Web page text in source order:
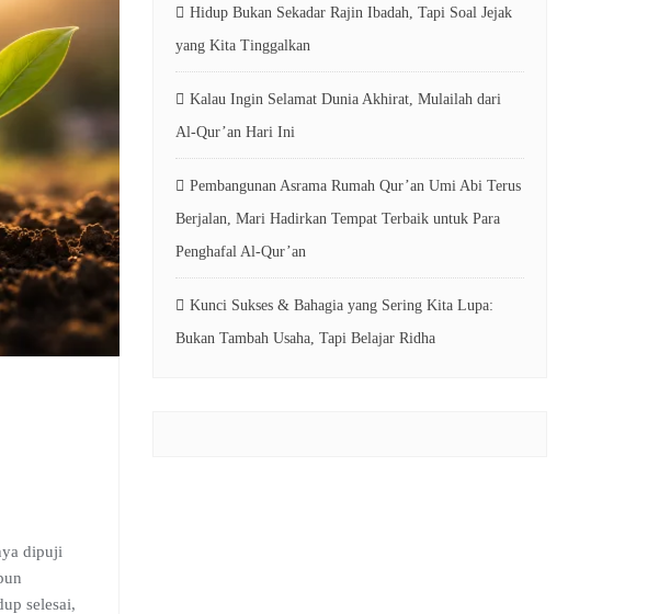
dipuji
selesai,
Hidup Bukan Sekadar Rajin Ibadah, Tapi Soal Jejak
yang Kita Tinggalkan
Kalau Ingin Selamat Dunia Akhirat, Mulailah dari
Al-Qur’an Hari Ini
Pembangunan Asrama Rumah Qur’an Umi Abi Terus
Berjalan, Mari Hadirkan Tempat Terbaik untuk Para
Penghafal Al-Qur’an
Kunci Sukses & Bahagia yang Sering Kita Lupa:
Bukan Tambah Usaha, Tapi Belajar Ridha